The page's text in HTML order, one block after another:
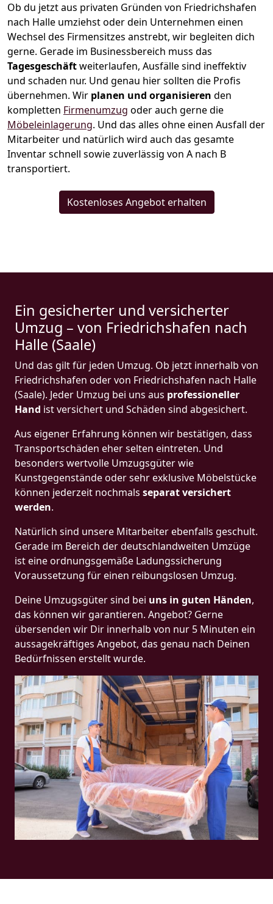
Ob du jetzt aus privaten Gründen von Friedrichshafen
nach Halle umziehst oder dein Unternehmen einen
Wechsel des Firmensitzes anstrebt, wir begleiten dich
gerne. Gerade im Businessbereich muss das
Tagesgeschäftweiterlaufen, Ausfälle sind ineffektiv
und schaden nur. Und genau hier sollten die Profis
übernehmen. Wir planen und organisieren den
kompletten Firmenumzug oder auch gerne die
Möbeleinlagerung. Und das alles ohne einen Ausfall der
Mitarbeiter und natürlich wird auch das gesamte
Inventar schnell sowie zuverlässig von A nach B
transportiert.
Kostenloses Angebot erhalten
Ein gesicherter und versicherter
Umzug – von Friedrichshafen nach
Halle (Saale)
Und das gilt für jeden Umzug. Ob jetzt innerhalb von
Friedrichshafen oder von Friedrichshafen nach Halle
(Saale). Jeder Umzug bei uns aus professioneller
Hand ist versichert und Schäden sind abgesichert.
Aus eigener Erfahrung können wir bestätigen, dass
Transportschäden eher selten eintreten. Und
besonders wertvolle Umzugsgüter wie
Kunstgegenstände oder sehr exklusive Möbelstücke
können jederzeit nochmals separat versichert
werden.
Natürlich sind unsere Mitarbeiter ebenfalls geschult.
Gerade im Bereich der deutschlandweiten Umzüge
ist eine ordnungsgemäße Ladungssicherung
Voraussetzung für einen reibungslosen Umzug.
Deine Umzugsgüter sind bei uns in guten Händen,
das können wir garantieren. Angebot? Gerne
übersenden wir Dir innerhalb von nur 5 Minuten ein
aussagekräftiges Angebot, das genau nach Deinen
Bedürfnissen erstellt wurde.